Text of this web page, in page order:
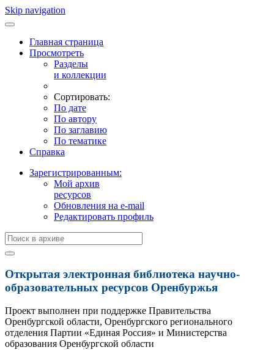
Skip navigation
Главная страница
Просмотреть
Разделы
и коллекции
Сортировать:
По дате
По автору
По заглавию
По тематике
Справка
Зарегистрированным:
Мой архив
ресурсов
Обновления на e-mail
Редактировать профиль
Открытая электронная библиотека научно-
образовательных ресурсов Оренбуржья
Проект выполнен при поддержке Правительства
Оренбургской области, Оренбургского регионального
отделения Партии «Единая Россия» и Министерства
образования Оренбургской области